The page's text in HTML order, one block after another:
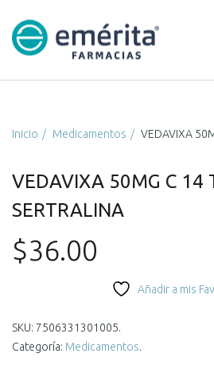
Inicio Medicamentos VEDAVIXA
VEDAVIXA 50MG C 14
SERTRALINA
$36.00
Añadir a mis
SKU: 7506331301005.
Categoría: Medicamentos.